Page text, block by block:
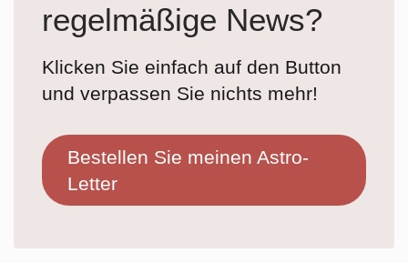
regelmäßige News?
Klicken Sie einfach auf den Button
und verpassen Sie nichts mehr!
Bestellen Sie meinen Astro-
Letter